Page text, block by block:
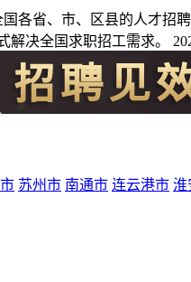
国各省、市、区县的人才
解决全国求职招工需求。
苏州市 南通市 连云港市 淮